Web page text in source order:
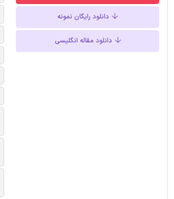
دانلود رایگان نمونه
دانلود مقاله انگلیسی